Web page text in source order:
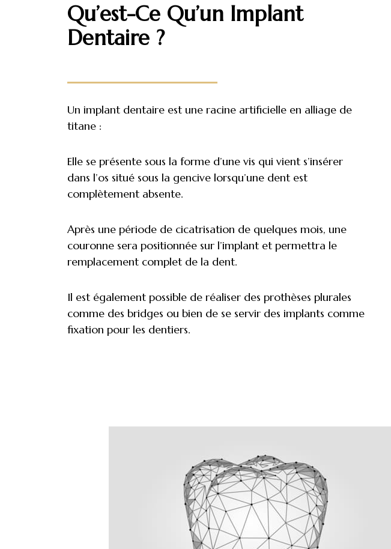
Qu’est-Ce Qu’un Implant
Dentaire ?
Un implant dentaire est une racine artificielle en alliage de
titane :
Elle se présente sous la forme d’une vis qui vient s’insérer
dans l’os situé sous la gencive lorsqu’une dent est
complètement absente.
Après une période de cicatrisation de quelques mois, une
couronne sera positionnée sur l’implant et permettra le
remplacement complet de la dent.
Il est également possible de réaliser des prothèses plurales
comme des bridges ou bien de se servir des implants comme
fixation pour les dentiers.